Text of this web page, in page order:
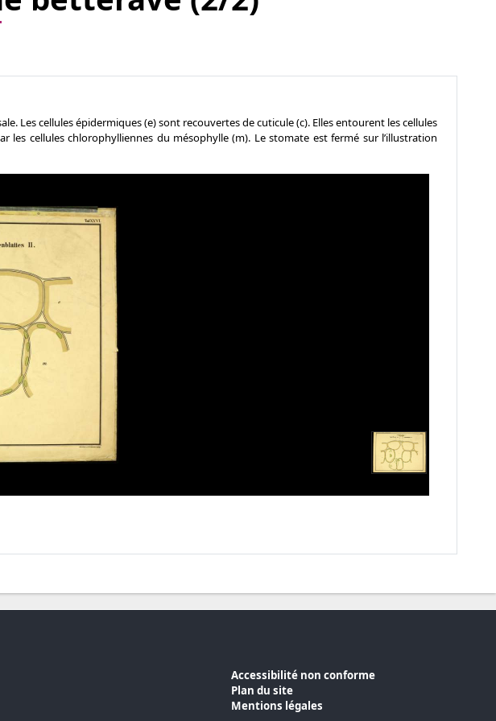
Les cellules épidermiques (e) sont recouvertes de cuticule (c). Elles entourent les cellules
cellules chlorophylliennes du mésophylle (m). Le stomate est fermé sur l’illustration
Accessibilité non conforme
Plan du site
Mentions légales